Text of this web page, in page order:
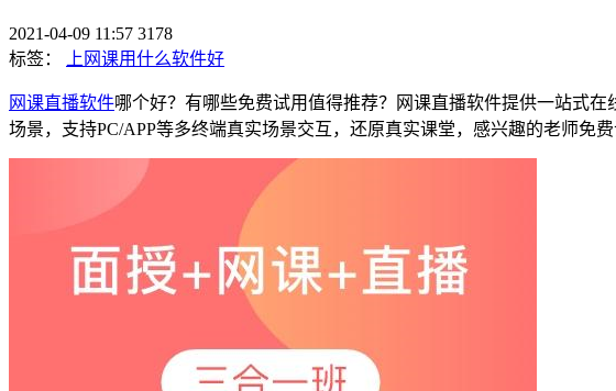
2021-04-09 11:57 3178
标签：
上网课用什么软件好
网课直播软件哪个好？有哪些免费试用值得推荐？网课直播软件提供一站式
场景，支持PC/APP等多终端真实场景交互，还原真实课堂，感兴趣的老师免费